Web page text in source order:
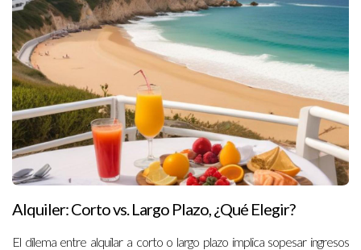
Alquiler: Corto vs. Largo Plazo, ¿Qué Elegir?
El dilema entre alquilar a corto o largo plazo implica sopesar ingresos